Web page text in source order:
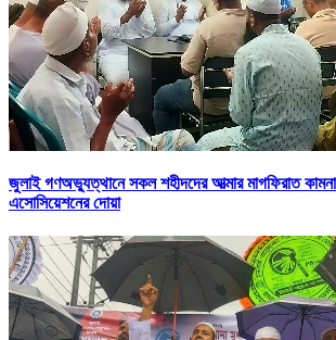
জুলাই গণঅভ্যুত্থানে সকল শহীদদের আত্মার মাগফিরাত
এসোসিয়েশনের দোয়া